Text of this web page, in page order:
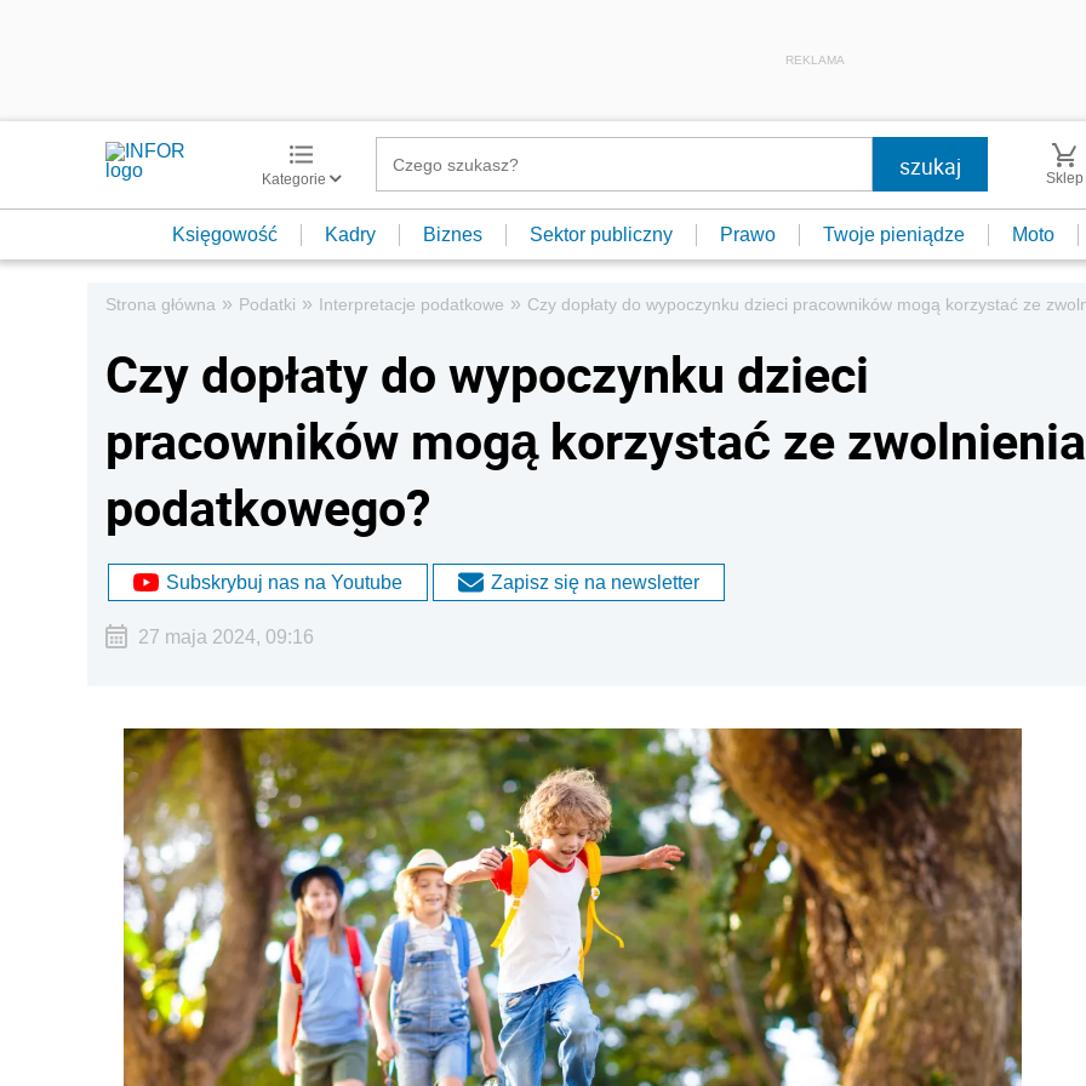
REKLAMA
Kategorie Sklep
Księgowość Kadry Biznes Sektor publiczny Prawo Twoje pieniądze Moto
Strona główna » Podatki » Interpretacje podatkowe » Czy dopłaty do wypoczynku dzieci pracowników mogą korzystać ze
Czy dopłaty do wypoczynku dzieci
pracowników mogą korzystać ze zwolnienia
podatkowego?
Subskrybuj nas na Youtube Zapisz się na newsletter
27 maja 2024, 09:16